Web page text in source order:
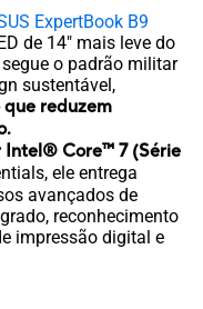
ExpertBook B9
de 14" mais leve do
o padrão militar
sustentável,
que reduzem
Intel® Core™ 7 (Série
ele entrega
avançados de
reconhecimento
impressão digital e